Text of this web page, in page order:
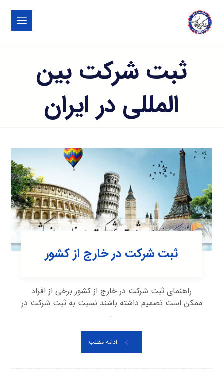
ثبت شرکت بین
المللی در ایران
ثبت شرکت در خارج از کشور
راهنمای ثبت شرکت در خارج از کشور برخی از افراد
ممکن است تصمیم داشته باشند نسبت به ثبت شرکت در
...
ادامه مطلب